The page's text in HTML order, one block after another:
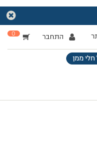
התחבר 0
חלי ממן